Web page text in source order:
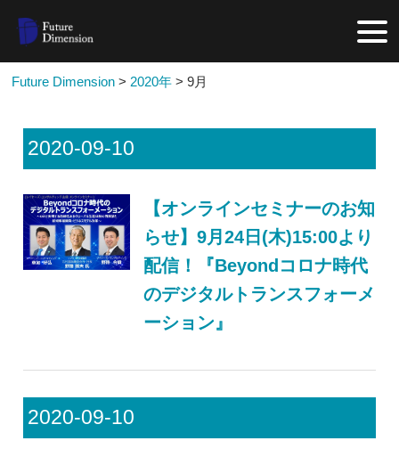
Future Dimension > 2020年 >9月
2020-09-10
【オンラインセミナーのお知
らせ】9月24日(木)15:00より
配信！『Beyondコロナ時代
のデジタルトランスフォーメ
ーション』
2020-09-10